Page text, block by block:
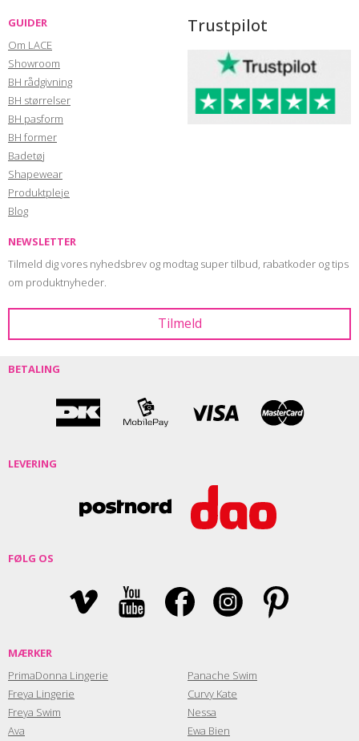
GUIDER
Om LACE
Showroom
BH rådgivning
BH størrelser
BH pasform
BH former
Badetøj
Shapewear
Produktpleje
Blog
Trustpilot
NEWSLETTER
Tilmeld dig vores nyhedsbrev og modtag super tilbud, rabatkoder og tips
om produktnyheder.
BETALING
LEVERING
FØLG OS
MÆRKER
PrimaDonna Lingerie
Freya Lingerie
Freya Swim
Ava
Panache Swim
Curvy Kate
Nessa
Ewa Bien